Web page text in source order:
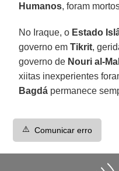
Humanos, foram
No Iraque, o Estado
governo emTikrit,
governo de Nouri al-
xiitas inexperientes
Bagdá permanece
⚠️ Comunicar erro